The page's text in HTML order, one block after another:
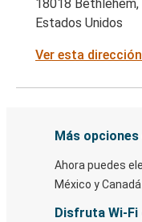
18018 Bethlehem,
Estados Unidos
Ver esta
Más opciones
Ahora puedes
México y
Disfruta Wi-